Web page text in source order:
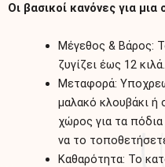
Οι βασικοί κανόνες για
Μέγεθος & Βάρος:
ζυγίζει έως 12 κιλά.
Μεταφορά:
μαλακό κλουβάκι ή
χώρος για τα πόδια
να το
Καθαρότητα: Το